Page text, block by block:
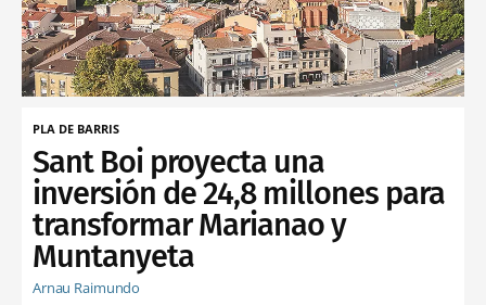
PLA DE BARRIS
Sant Boi proyecta una
inversión de 24,8 millones para
transformar Marianao y
Muntanyeta
Arnau Raimundo